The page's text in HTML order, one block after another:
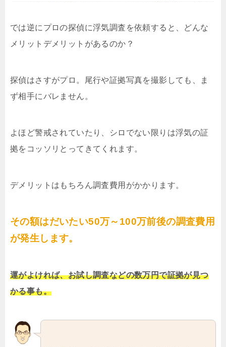
では逆にプロの探偵に浮気調査を依頼すると、どんな
メリットデメリットがあるのか？
探偵はさすがプロ。尾行や証拠写真を撮影しても、ま
ず相手にバレません。
よほど警戒されていたり、シロでない限りは浮気の証
拠をコッソリとってきてくれます。
デメリットはもちろん調査費用がかかります。
その額はだいたい50万～100万前後の調査費用
が発生します。
運がよければ、お試し調査などの数万円で証拠が見つ
かる事も。